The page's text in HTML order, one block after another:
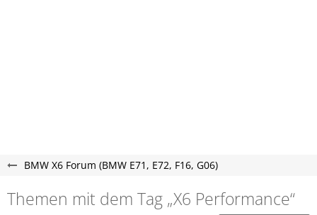
BMW X6 Forum (BMW E71, E72, F16, G06)
Themen mit dem Tag „X6 Performance“